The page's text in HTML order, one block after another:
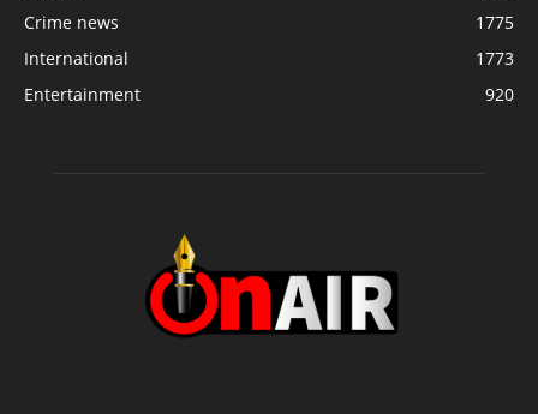
Crime news
1775
International
1773
Entertainment
920